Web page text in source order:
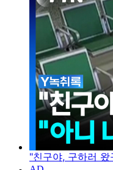
"친구야, 구하러